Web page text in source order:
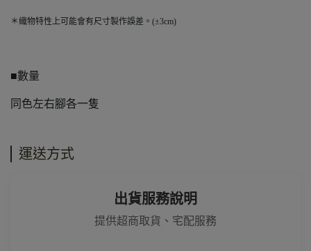
＊織物特性上可能會有尺寸製作誤差。(±3cm)
■數量
同色左右腳各一隻
運送方式
出貨服務說明
提供超商取貨、宅配服務